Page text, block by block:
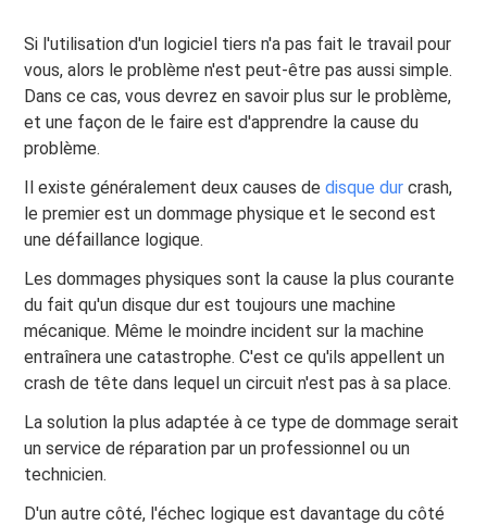
Si l'utilisation d'un logiciel tiers n'a pas fait le travail pour
vous, alors le problème n'est peut-être pas aussi simple.
Dans ce cas, vous devrez en savoir plus sur le problème,
et une façon de le faire est d'apprendre la cause du
problème.
Il existe généralement deux causes dedisque dur crash,
le premier est un dommage physique et le second est
une défaillance logique.
Les dommages physiques sont la cause la plus courante
du fait qu'un disque dur est toujours une machine
mécanique. Même le moindre incident sur la machine
entraînera une catastrophe. C'est ce qu'ils appellent un
crash de tête dans lequel un circuit n'est pas à sa place.
La solution la plus adaptée à ce type de dommage serait
un service de réparation par un professionnel ou un
technicien.
D'un autre côté, l'échec logique est davantage du côté